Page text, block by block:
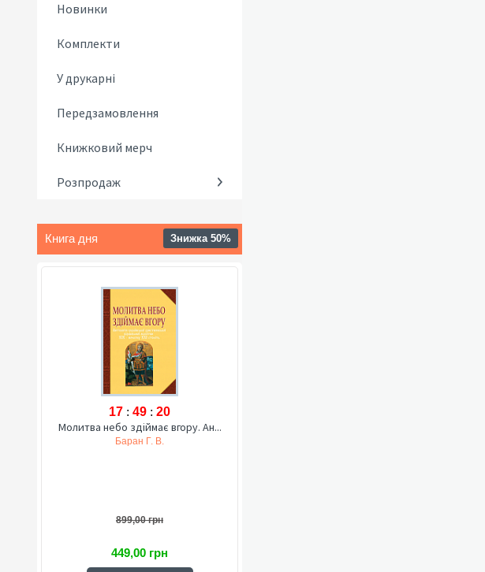
Новинки
Комплекти
У друкарні
Передзамовлення
Книжковий мерч
Розпродаж
Книга дня Знижка 50%
17 : 49 : 19
Молитва небо здіймає вгору. Ан...
Баран Г. В.
899,00 грн
449,00 грн